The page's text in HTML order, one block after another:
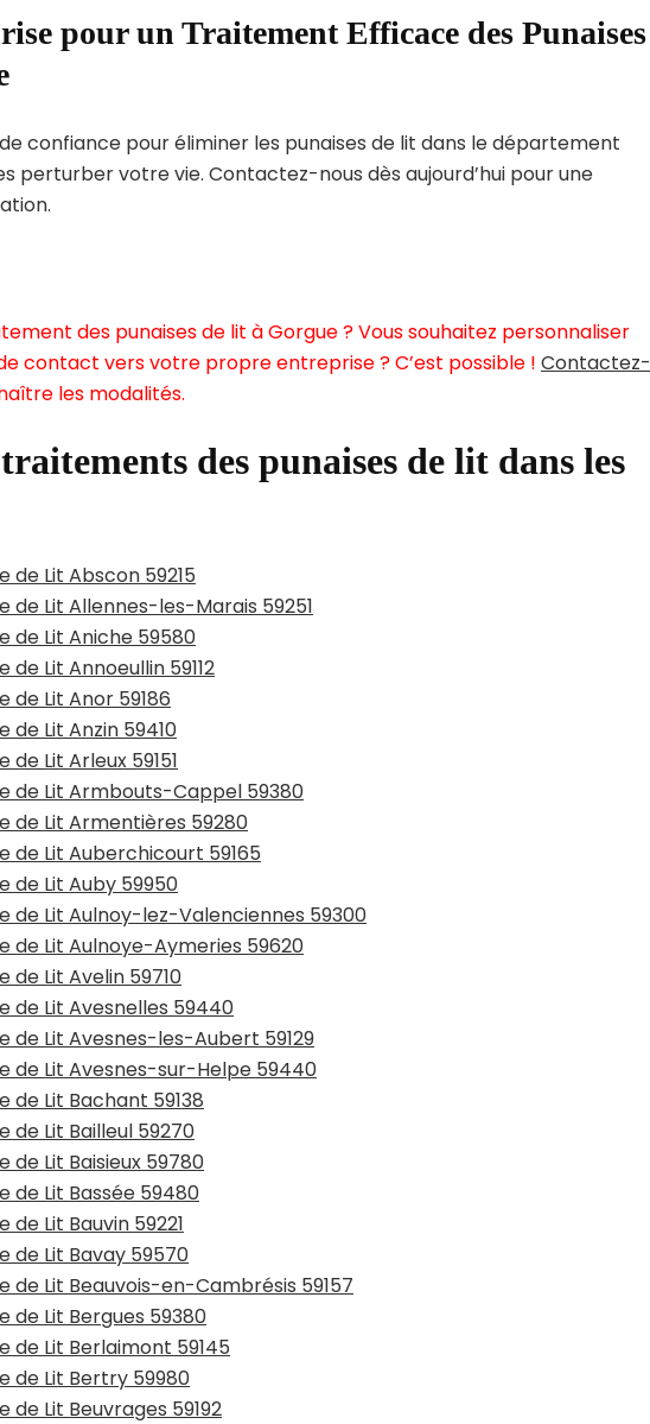
pour un Traitement Efficace des Punaises
confiance pour éliminer les punaises de lit dans le département
perturber votre vie. Contactez-nous dès aujourd’hui pour une
des punaises de lit à Gorgue ? Vous souhaitez personnaliser
contact vers votre propre entreprise ? C’est possible ! Contactez-
les modalités.
des punaises de lit dans les
Lit Abscon 59215
de Lit Allennes-les-Marais 59251
de Lit Aniche 59580
Lit Annoeullin 59112
de Lit Anor 59186
Lit Anzin 59410
Lit Arleux 59151
de Lit Armbouts-Cappel 59380
de Lit Armentières 59280
de Lit Auberchicourt 59165
de Lit Auby 59950
de Lit Aulnoy-lez-Valenciennes 59300
de Lit Aulnoye-Aymeries 59620
Lit Avelin 59710
de Lit Avesnelles 59440
de Lit Avesnes-les-Aubert 59129
de Lit Avesnes-sur-Helpe 59440
de Lit Bachant 59138
de Lit Bailleul 59270
Lit Baisieux 59780
de Lit Bassée 59480
Lit Bauvin 59221
de Lit Bavay 59570
de Lit Beauvois-en-Cambrésis 59157
de Lit Bergues 59380
de Lit Berlaimont 59145
de Lit Bertry 59980
Lit Beuvrages 59192